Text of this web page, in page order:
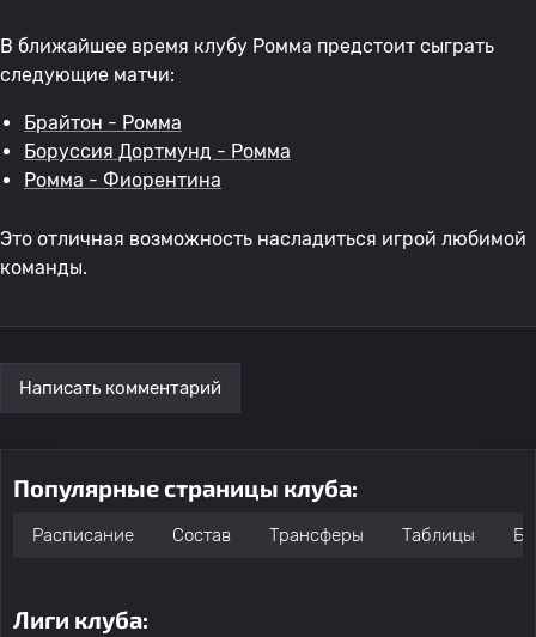
В ближайшее время клубу Ромма предстоит сыграть
следующие матчи:
Брайтон - Ромма
Боруссия Дортмунд - Ромма
Ромма - Фиорентина
Это отличная возможность насладиться игрой любимой
команды.
Написать комментарий
Популярные страницы клуба:
Расписание Состав Трансферы Таблицы
Лиги клуба: